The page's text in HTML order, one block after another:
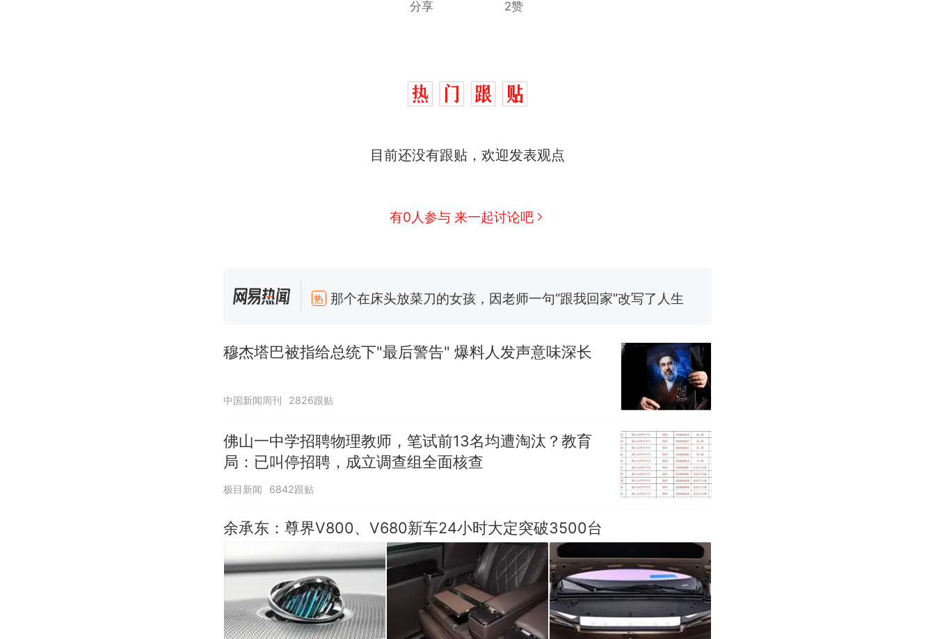
分享 2赞
目前还没有跟贴，欢迎发表观点
有0人参与 来一起讨论吧
热 那个在床头放菜刀的女孩，因老师一句“跟我回家”改写了人生
应
佛山一中学招聘物理教师，笔试前13名均遭淘汰？教育局：已叫停
台风"白海豚"中心附近最大风力已达15级 最新研判
享界G9车型预售价公布：43.98万起
热 那个在床头放菜刀的女孩，因老师一句“跟我回家”改写了人生
穆杰塔巴被指给总统下"最后警告" 爆料人发声意味深长
中国新闻周刊 2826跟贴
佛山一中学招聘物理教师，笔试前13名均遭淘汰？教育
局：已叫停招聘，成立调查组全面核查
极目新闻 6842跟贴
余承东：尊界V800、V680新车24小时大定突破3500台